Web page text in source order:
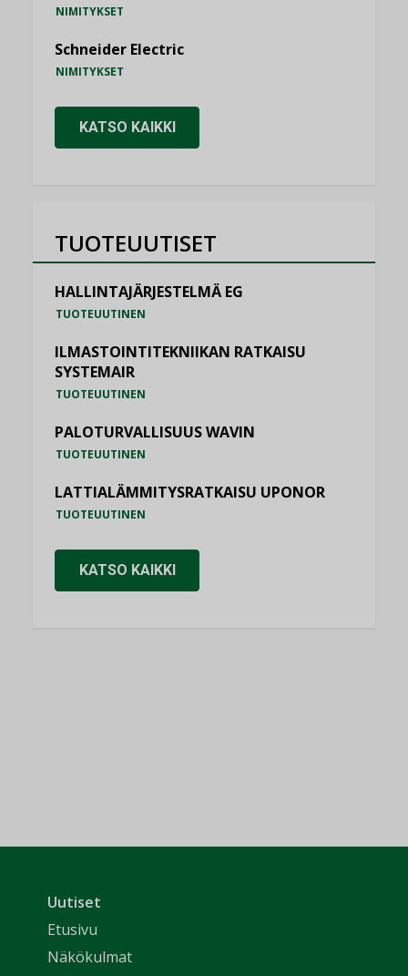
NIMITYKSET
Schneider Electric
NIMITYKSET
KATSO KAIKKI
TUOTEUUTISET
HALLINTAJÄRJESTELMÄ EG
TUOTEUUTINEN
ILMASTOINTITEKNIIKAN RATKAISU
SYSTEMAIR
TUOTEUUTINEN
PALOTURVALLISUUS WAVIN
TUOTEUUTINEN
LATTIALÄMMITYSRATKAISU UPONOR
TUOTEUUTINEN
KATSO KAIKKI
Uutiset
Etusivu
Näkökulmat